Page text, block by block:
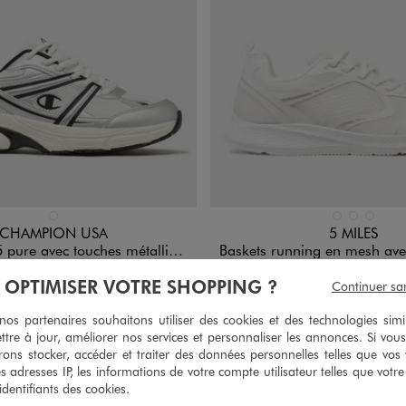
produit :
CHAMPION USA
touches métallisées femme - Champion
est disponible :
Retrait 4h en
magasin :Pour connaître la disponibilité de ce produit :
Choisir un magasin
5 MILES
Baskets running en mesh avec semelle ultra
Le produit est
En livraison
OPTIMISER VOTRE SHOPPING ?
partenaires souhaitons utiliser des cookies et des technologies
à jour, améliorer nos services et personnaliser les annonces. Si
stocker, accéder et traiter des données personnelles telles que vos
adresses IP, les informations de votre compte utilisateur telles que
des cookies.
Continuer